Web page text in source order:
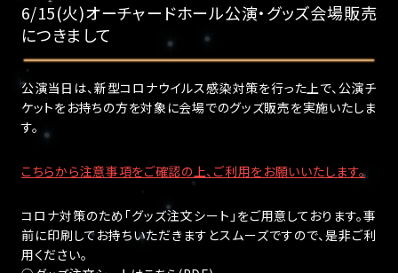
6/15(火)オーチャードホール公演・グッズ会場販売
につきまして
公演当日は、新型コロナウイルス感染対策を行った上で、公演チ
ケットをお持ちの方を対象に会場でのグッズ販売を実施いたしま
す。
こちらから注意事項をご確認の上、ご利用をお願いいたします。
コロナ対策のため「グッズ注文シート」をご用意しております。事
前に印刷してお持ちいただきますとスムーズですので、是非ご利
用ください。